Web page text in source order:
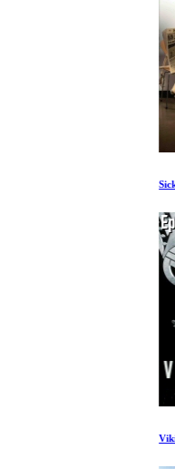
Vikingos Temporada 1 Ep 1-2